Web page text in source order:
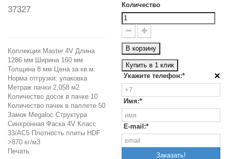
37327
Коллекция Master 4V Длина
1286 мм Ширина 160 мм
Толщина 8 мм Цена за кв.м.
Норма отгрузки: упаковка
Метраж пачки 2,058 м2
Количество досок в пачке 10
Количество пачек в паллете 50
Замок Megaloc Структура
Синхронная Фаска 4V Класс
33/АС5 Плотность плиты HDF
>870 кг/м3
Печать
Количество
В корзину
Купить в 1 клик
×
Укажите телефон:*
Имя:*
E-mail:*